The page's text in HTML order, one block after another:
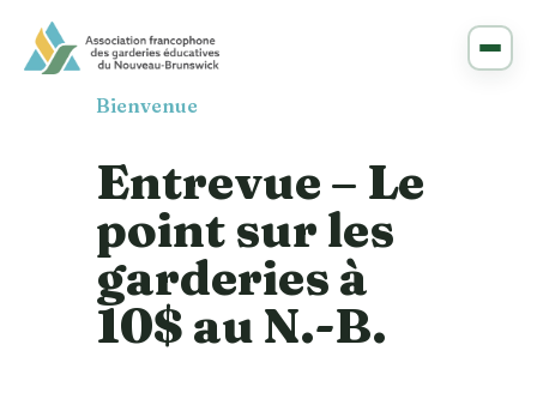
Bienvenue
Entrevue – Le
point sur les
garderies à
10$ au N.-B.